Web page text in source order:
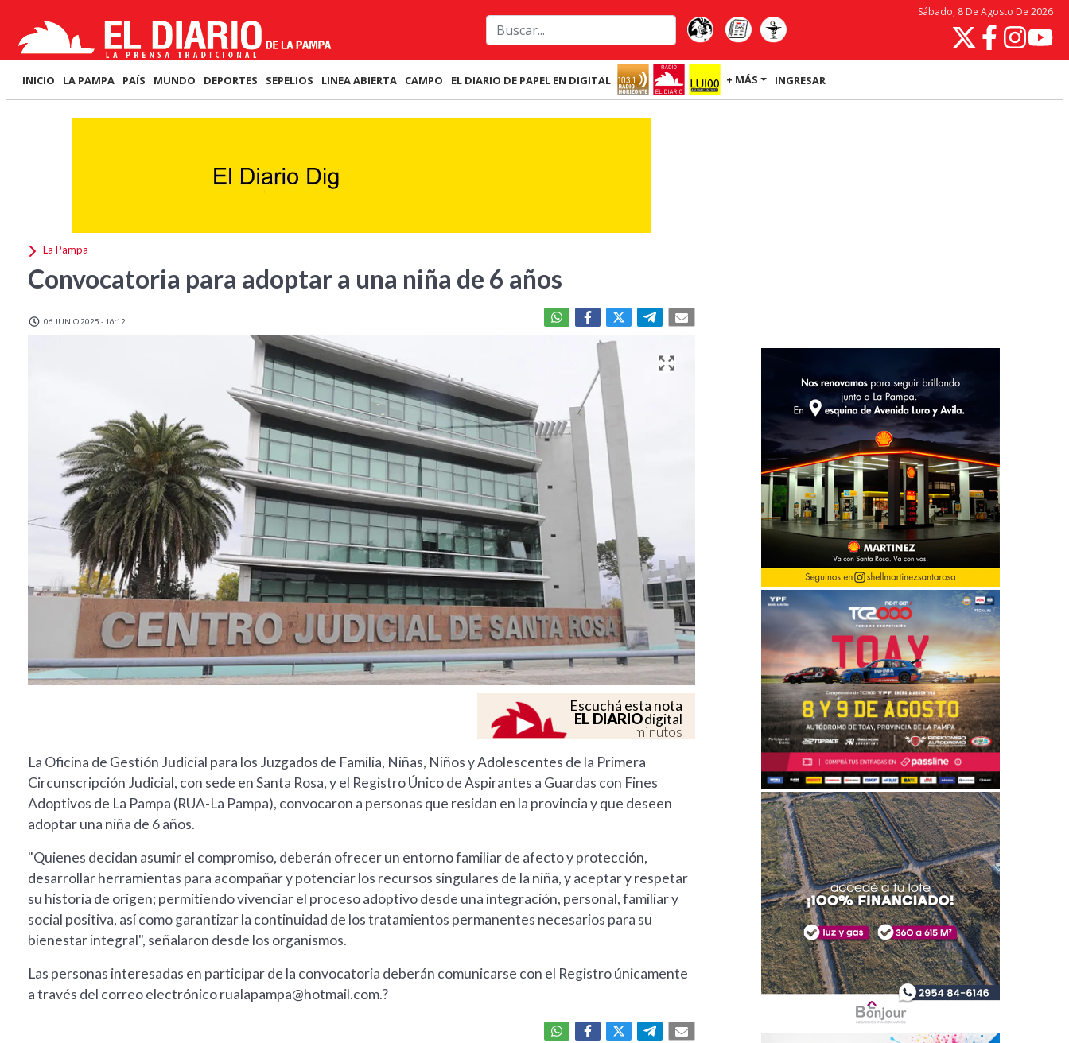
Sábado, 8 De Agosto De 2026
INICIO LA PAMPA PAÍS MUNDO DEPORTES SEPELIOS LINEA ABIERTA CAMPO EL DIARIO DE PAPEL EN DIGITAL + MÁS INGRESAR
La Pampa
Convocatoria para adoptar a una niña de 6 años
06 JUNIO 2025 - 16:12
Escuchá esta nota
EL DIARIOdigital
minutos
La Oficina de Gestión Judicial para los Juzgados de Familia, Niñas, Niños y Adolescentes de la Primera
Circunscripción Judicial, con sede en Santa Rosa, y el Registro Único de Aspirantes a Guardas con Fines
Adoptivos de La Pampa (RUA-La Pampa), convocaron a personas que residan en la provincia y que deseen
adoptar una niña de 6 años.
"Quienes decidan asumir el compromiso, deberán ofrecer un entorno familiar de afecto y protección,
desarrollar herramientas para acompañar y potenciar los recursos singulares de la niña, y aceptar y respetar
su historia de origen; permitiendo vivenciar el proceso adoptivo desde una integración, personal, familiar y
social positiva, así como garantizar la continuidad de los tratamientos permanentes necesarios para su
bienestar integral", señalaron desde los organismos.
Las personas interesadas en participar de la convocatoria deberán comunicarse con el Registro únicamente
a través del correo electrónicorualapampa@hotmail.com.?